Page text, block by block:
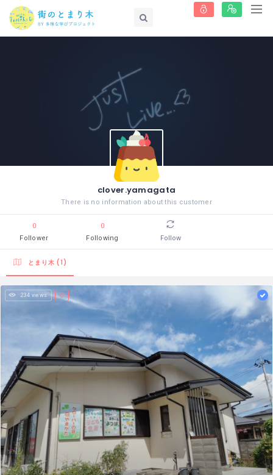
clover.yamagata
There is no information about this customer
0
Follower
0
Following
Follow
とまり木 (1)
234 views